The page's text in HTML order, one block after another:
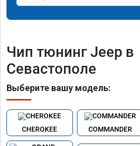
Чип тюнинг Jeep в
Севастополе
Выберите вашу модель:
CHEROKEE COMMANDER